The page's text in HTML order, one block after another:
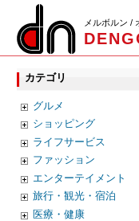
メルボルン /
カテゴリ
グルメ
ショッピング
ライフサービス
ファッション
エンターテイメント
旅行・観光・宿泊
医療・健康